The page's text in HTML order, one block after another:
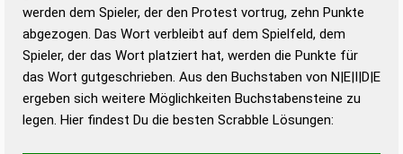
Duden – Standardwerk in 12 Bänden
Duden – Richtiges und gutes
Deutsch
Duden – Die deutsche Grammatik
Duden – Deutsches
werden dem Spieler, der den Protest vortrug, zehn Punkte
abgezogen. Das Wort verbleibt auf dem Spielfeld, dem
Spieler, der das Wort platziert hat, werden die Punkte für
das Wort gutgeschrieben. Aus den Buchstaben von N|E|I|D|E
ergeben sich weitere Möglichkeiten Buchstabensteine zu
legen. Hier findest Du die besten Scrabble Lösungen: